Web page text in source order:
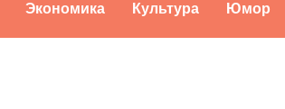
Экономика Культура Юмор